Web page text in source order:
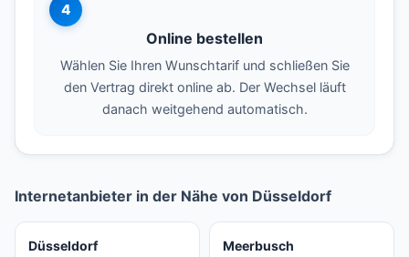
4
Online bestellen
Wählen Sie Ihren Wunschtarif und schließen Sie
den Vertrag direkt online ab. Der Wechsel läuft
danach weitgehend automatisch.
Internetanbieter in der Nähe von Düsseldorf
Düsseldorf Meerbusch